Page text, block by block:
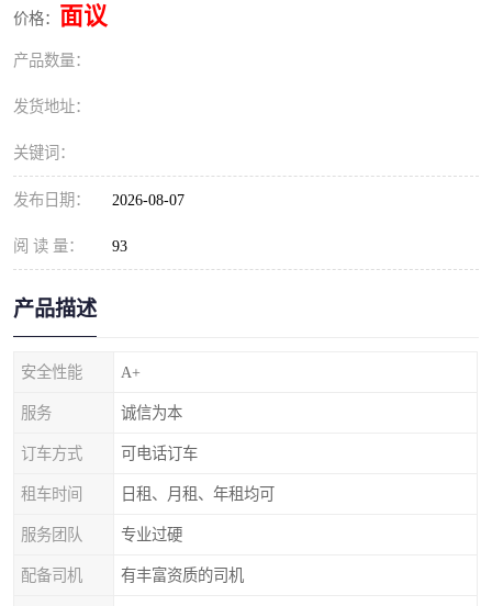
价格： 面议
产品数量：
发货地址：
关键词：
发布日期： 2026-08-07
阅 读 量： 93
产品描述
安全性能 A+
服务 诚信为本
订车方式 可电话订车
租车时间 日租、月租、年租均可
服务团队 专业过硬
配备司机 有丰富资质的司机